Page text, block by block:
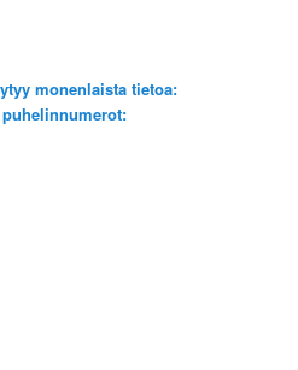
monenlaista tietoa: